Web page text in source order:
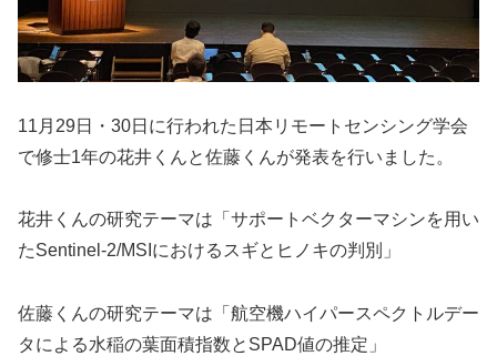
11月29日・30日に行われた日本リモートセンシング学会
で修士1年の花井くんと佐藤くんが発表を行いました。
花井くんの研究テーマは「サポートベクターマシンを用い
たSentinel-2/MSIにおけるスギとヒノキの判別」
佐藤くんの研究テーマは「航空機ハイパースペクトルデー
タによる水稲の葉面積指数とSPAD値の推定」